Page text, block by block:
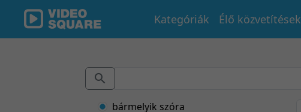
Kategóriák Élő közvetítések
bármelyik szóra